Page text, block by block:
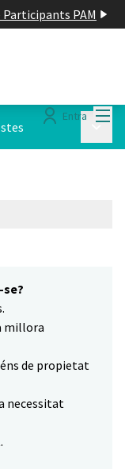
PAM
Entra
millora
de propietat
necessitat